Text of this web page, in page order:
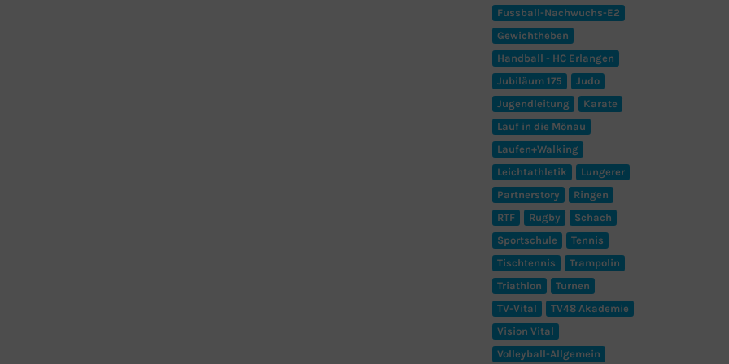
Fussball-Nachwuchs-E2
Gewichtheben
Handball - HC Erlangen
Jubiläum 175
Judo
Jugendleitung
Karate
Lauf in die Mönau
Laufen+Walking
Leichtathletik
Lungerer
Partnerstory
Ringen
RTF
Rugby
Schach
Sportschule
Tennis
Tischtennis
Trampolin
Triathlon
Turnen
TV-Vital
TV48 Akademie
Vision Vital
Volleyball-Allgemein